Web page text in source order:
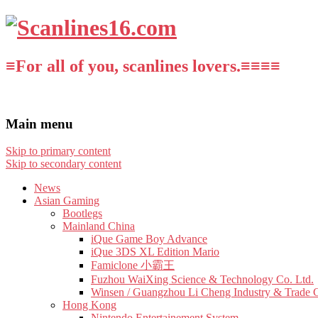
≡For all of you, scanlines lovers.≡≡≡≡
Main menu
Skip to primary content
Skip to secondary content
News
Asian Gaming
Bootlegs
Mainland China
iQue Game Boy Advance
iQue 3DS XL Edition Mario
Famiclone 小霸王
Fuzhou WaiXing Science & Technology Co. Ltd.
Winsen / Guangzhou Li Cheng Industry & Trade
Hong Kong